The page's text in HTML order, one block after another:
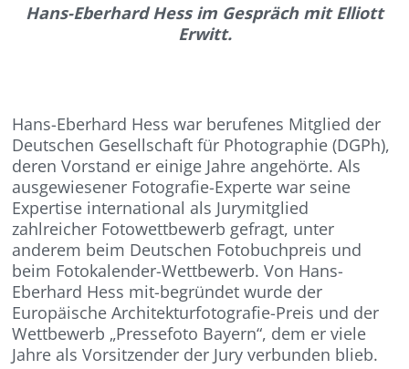
Hans-Eberhard Hess im Gespräch mit Elliott
Erwitt.
Hans-Eberhard Hess war berufenes Mitglied der
Deutschen Gesellschaft für Photographie (DGPh),
deren Vorstand er einige Jahre angehörte. Als
ausgewiesener Fotografie-Experte war seine
Expertise international als Jurymitglied
zahlreicher Fotowettbewerb gefragt, unter
anderem beim Deutschen Fotobuchpreis und
beim Fotokalender-Wettbewerb. Von Hans-
Eberhard Hess mit-begründet wurde der
Europäische Architekturfotografie-Preis und der
Wettbewerb „Pressefoto Bayern“, dem er viele
Jahre als Vorsitzender der Jury verbunden blieb.